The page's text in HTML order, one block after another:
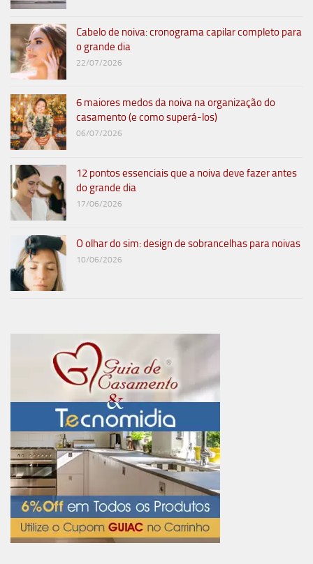
Cabelo de noiva: cronograma capilar completo para
o grande dia
22/07/2026
6 maiores medos da noiva na organização do
casamento (e como superá-los)
06/07/2026
12 pontos essenciais que a noiva deve fazer antes
do grande dia
17/06/2026
O olhar do sim: design de sobrancelhas para noivas
10/06/2026